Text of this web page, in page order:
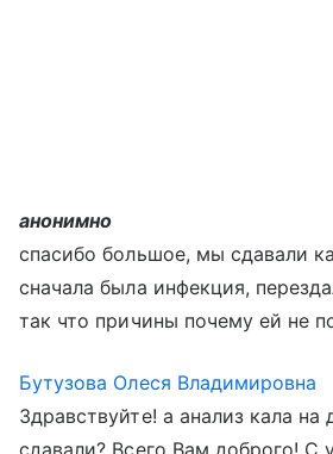
анонимно
спасибо большое, мы сдавали
сначала была инфекция,
так что причины почему ей не
Бутузова Олеся Владимировна
Здравствуйте! а анализ кала на
сдавали? Всего Вам доброго! С